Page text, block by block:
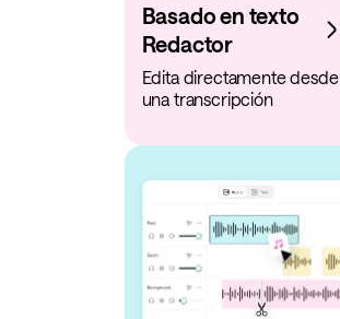
Basado en texto
Redactor
Edita directamente desde
una transcripción